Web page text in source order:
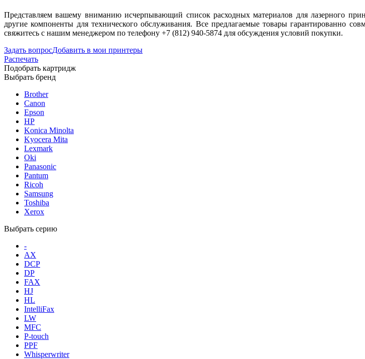
Представляем вашему вниманию исчерпывающий список расходных материалов для лазерного
другие компоненты для технического обслуживания. Все предлагаемые товары гарантированно
свяжитесь с нашим менеджером по телефону +7 (812) 940-5874 для обсуждения условий покупки.
Задать вопросДобавить в мои принтеры
Распечать
Подобрать картридж
Выбрать бренд
Brother
Canon
Epson
HP
Konica Minolta
Kyocera Mita
Lexmark
Oki
Panasonic
Pantum
Ricoh
Samsung
Toshiba
Xerox
Выбрать серию
-
AX
DCP
DP
FAX
HJ
HL
IntelliFax
LW
MFC
P-touch
PPF
Whisperwriter